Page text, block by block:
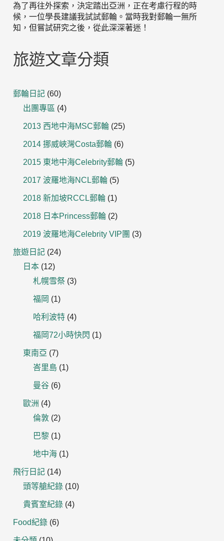
為了再往外探索，決定踏出亞洲，正在考慮行程的時
候，一位學長建議我試試郵輪。當時我對郵輪一無所
知，但嘗試研究之後，從此深深著迷！
旅遊文章分類
郵輪日記 (60)
出團專區 (4)
2013 西地中海MSC郵輪 (25)
2014 挪威峽灣Costa郵輪 (6)
2015 東地中海Celebrity郵輪 (5)
2017 波羅地海NCL郵輪 (5)
2018 新加坡RCCL郵輪 (1)
2018 日本Princess郵輪 (2)
2019 波羅地海Celebrity VIP團 (3)
旅遊日記 (24)
日本 (12)
札幌雪祭 (3)
福岡 (1)
哈利波特 (4)
福岡72小時快閃 (1)
東南亞 (7)
峇里島 (1)
曼谷 (6)
歐洲 (4)
倫敦 (2)
巴黎 (1)
地中海 (1)
飛行日記 (14)
頭等艙紀錄 (10)
貴賓室紀錄 (4)
Food紀錄 (6)